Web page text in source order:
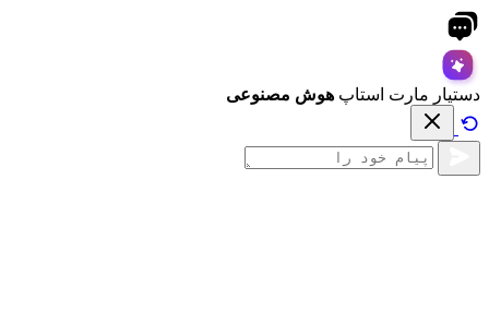
دستیار مارت استاپ هوش مصنوعی